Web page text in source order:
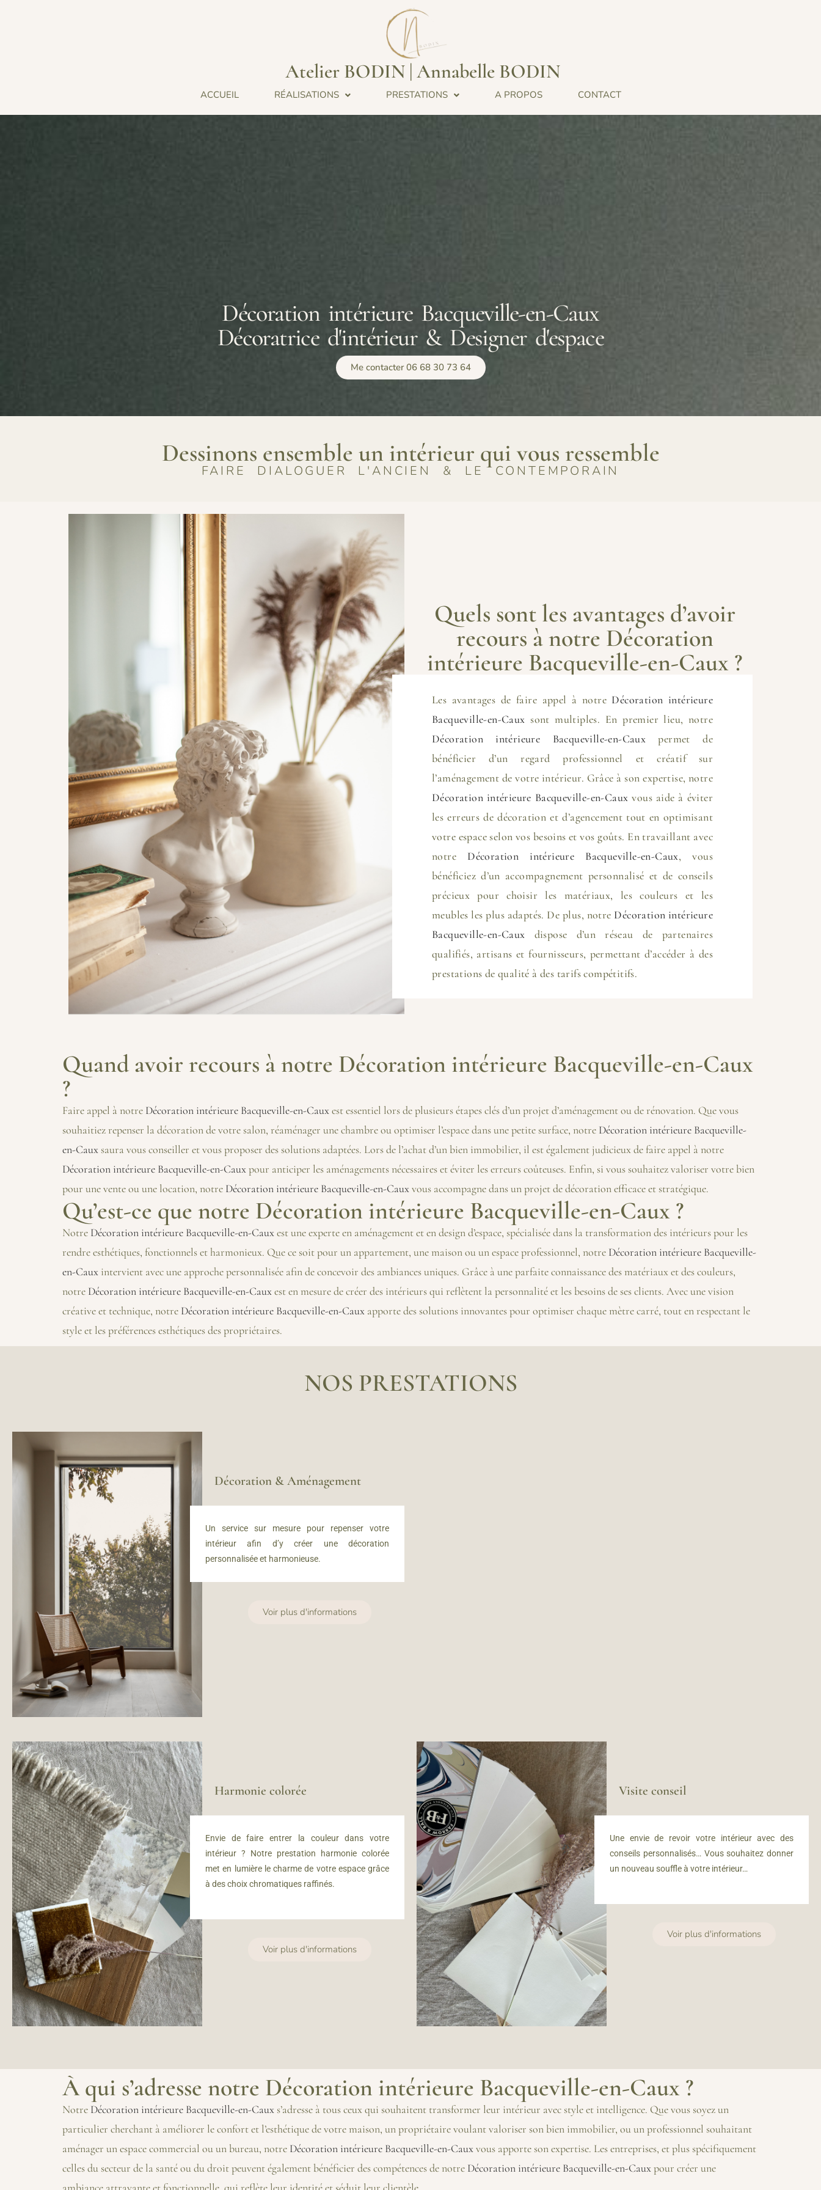
Atelier BODIN | Annabelle BODIN
ACCUEIL RÉALISATIONS PRESTATIONS A PROPOS CONTACT
Décoration intérieure Bacqueville-en-Caux
Décoratrice d'intérieur & Designer d'espace
Me contacter 06 68 30 73 64
Dessinons ensemble un intérieur qui vous ressemble
FAIRE DIALOGUER L'ANCIEN & LE CONTEMPORAIN
Quels sont les avantages d’avoir
recours à notre Décoration
intérieure Bacqueville-en-Caux ?
Les avantages de faire appel à notre Décoration intérieure
Bacqueville-en-Caux sont multiples. En premier lieu, notre
Décoration intérieure Bacqueville-en-Caux permet de
bénéficier d’un regard professionnel et créatif sur
l’aménagement de votre intérieur. Grâce à son expertise, notre
Décoration intérieure Bacqueville-en-Caux vous aide à éviter
les erreurs de décoration et d’agencement tout en optimisant
votre espace selon vos besoins et vos goûts. En travaillant avec
notre Décoration intérieure Bacqueville-en-Caux, vous
bénéficiez d’un accompagnement personnalisé et de conseils
précieux pour choisir les matériaux, les couleurs et les
meubles les plus adaptés. De plus, notre Décoration intérieure
Bacqueville-en-Caux dispose d’un réseau de partenaires
qualifiés, artisans et fournisseurs, permettant d’accéder à des
prestations de qualité à des tarifs compétitifs.
Quand avoir recours à notre Décoration intérieure Bacqueville-en-Caux
?
Faire appel à notre Décoration intérieure Bacqueville-en-Cauxest essentiel lors de plusieurs étapes clés d’un projet d’aménagement ou de rénovation. Que vous
souhaitiez repenser la décoration de votre salon, réaménager une chambre ou optimiser l’espace dans une petite surface, notre Décoration intérieure Bacqueville-
en-Caux saura vous conseiller et vous proposer des solutions adaptées. Lors de l’achat d’un bien immobilier, il est également judicieux de faire appel à notre
Décoration intérieure Bacqueville-en-Cauxpour anticiper les aménagements nécessaires et éviter les erreurs coûteuses. Enfin, si vous souhaitez valoriser votre bien
pour une vente ou une location, notre Décoration intérieure Bacqueville-en-Cauxvous accompagne dans un projet de décoration efficace et stratégique.
Qu’est-ce que notre Décoration intérieure Bacqueville-en-Caux ?
Notre Décoration intérieure Bacqueville-en-Cauxest une experte en aménagement et en design d’espace, spécialisée dans la transformation des intérieurs pour les
rendre esthétiques, fonctionnels et harmonieux. Que ce soit pour un appartement, une maison ou un espace professionnel, notre Décoration intérieure Bacqueville-
en-Caux intervient avec une approche personnalisée afin de concevoir des ambiances uniques. Grâce à une parfaite connaissance des matériaux et des couleurs,
notre Décoration intérieure Bacqueville-en-Cauxest en mesure de créer des intérieurs qui reflètent la personnalité et les besoins de ses clients. Avec une vision
créative et technique, notre Décoration intérieure Bacqueville-en-Caux apporte des solutions innovantes pour optimiser chaque mètre carré, tout en respectant le
style et les préférences esthétiques des propriétaires.
NOS PRESTATIONS
Décoration & Aménagement
Un service sur mesure pour repenser votre
intérieur afin d’y créer une décoration
personnalisée et harmonieuse.
Voir plus d'informations
Harmonie colorée
Envie de faire entrer la couleur dans votre
intérieur ? Notre prestation harmonie colorée
met en lumière le charme de votre espace grâce
à des choix chromatiques raffinés.
Voir plus d'informations
Visite conseil
Une envie de revoir votre intérieur avec des
conseils personnalisés… Vous souhaitez donner
un nouveau souffle à votre intérieur…
Voir plus d'informations
À qui s’adresse notre Décoration intérieure Bacqueville-en-Caux ?
Notre Décoration intérieure Bacqueville-en-Caux s’adresse à tous ceux qui souhaitent transformer leur intérieur avec style et intelligence. Que vous soyez un
particulier cherchant à améliorer le confort et l’esthétique de votre maison, un propriétaire voulant valoriser son bien immobilier, ou un professionnel souhaitant
aménager un espace commercial ou un bureau, notre Décoration intérieure Bacqueville-en-Cauxvous apporte son expertise. Les entreprises, et plus spécifiquement
celles du secteur de la santé ou du droit peuvent également bénéficier des compétences de notre Décoration intérieure Bacqueville-en-Cauxpour créer une